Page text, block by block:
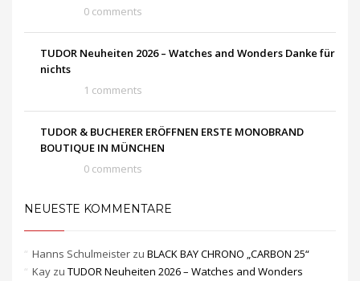
0 comments
TUDOR Neuheiten 2026 – Watches and Wonders Danke für
nichts
1 comments
TUDOR & BUCHERER ERÖFFNEN ERSTE MONOBRAND
BOUTIQUE IN MÜNCHEN
0 comments
NEUESTE KOMMENTARE
Hanns Schulmeister zu BLACK BAY CHRONO „CARBON 25“
Kay zu TUDOR Neuheiten 2026 – Watches and Wonders